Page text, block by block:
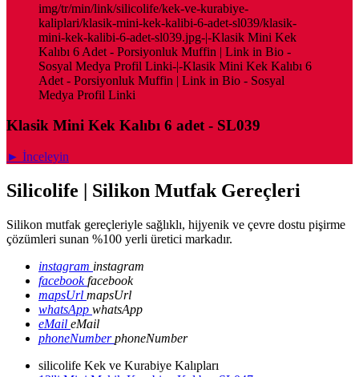
img/tr/min/link/silicolife/kek-ve-kurabiye-
kaliplari/klasik-mini-kek-kalibi-6-adet-sl039/klasik-
mini-kek-kalibi-6-adet-sl039.jpg-|-Klasik Mini Kek
Kalıbı 6 Adet - Porsiyonluk Muffin | Link in Bio -
Sosyal Medya Profil Linki-|-Klasik Mini Kek Kalıbı 6
Adet - Porsiyonluk Muffin | Link in Bio - Sosyal
Medya Profil Linki
Klasik Mini Kek Kalıbı 6 adet - SL039
► İnceleyin
Silicolife | Silikon Mutfak Gereçleri
Silikon mutfak gereçleriyle sağlıklı, hijyenik ve çevre dostu pişirme
çözümleri sunan %100 yerli üretici markadır.
instagram instagram
facebookfacebook
mapsUrl mapsUrl
whatsApp whatsApp
eMail eMail
phoneNumberphoneNumber
silicolife Kek ve Kurabiye Kalıpları